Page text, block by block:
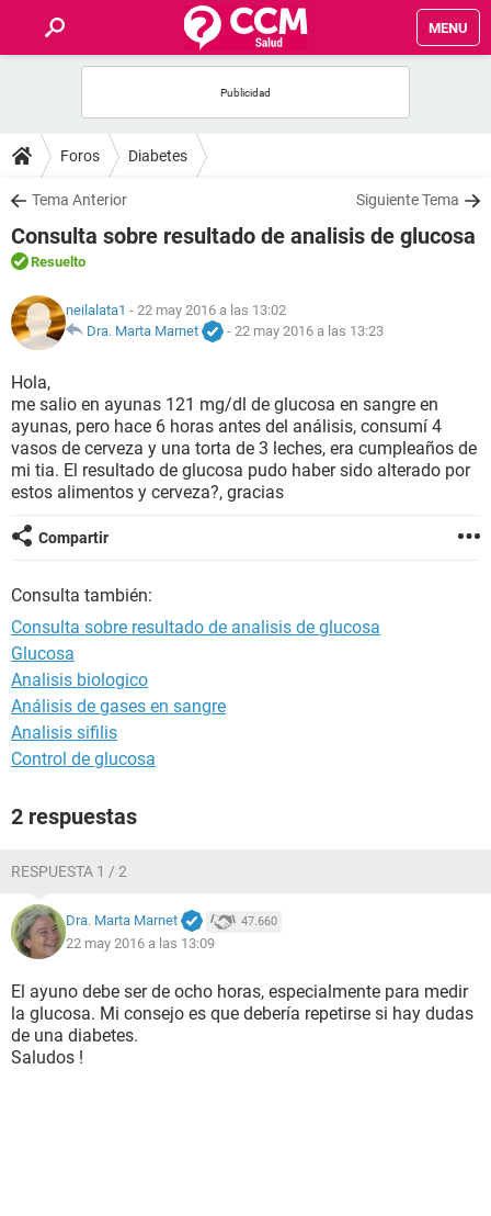
MENU
FOROS
SALUD
FAMILIA
NUTRICIÓN
SEXUALIDAD
GLOSARIO
Foros Diabetes
Tema Anterior Siguiente Tema
Consulta sobre resultado de analisis de glucosa
Resuelto
neilalata1 - 22 may 2016 a las 13:02
Dra. Marta Marnet
- 22 may 2016 a las 13:23
Hola,
me salio en ayunas 121 mg/dl de glucosa en sangre en
ayunas, pero hace 6 horas antes del análisis, consumí 4
vasos de cerveza y una torta de 3 leches, era cumpleaños de
mi tia. El resultado de glucosa pudo haber sido alterado por
estos alimentos y cerveza?, gracias
Compartir
Consulta también:
Consulta sobre resultado de analisis de glucosa
Glucosa
Analisis biologico
Análisis de gases en sangre
Analisis sifilis
Control de glucosa
2 respuestas
RESPUESTA 1 / 2
Dra. Marta Marnet 47.660
22 may 2016 a las 13:09
El ayuno debe ser de ocho horas, especialmente para medir
la glucosa. Mi consejo es que debería repetirse si hay dudas
de una diabetes.
Saludos !